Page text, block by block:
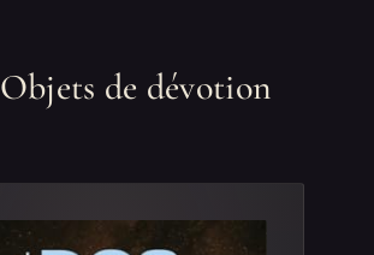
Objets de dévotion